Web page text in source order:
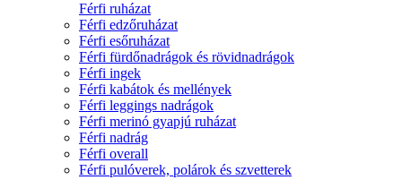
Férfi ruházat
Férfi edzőruházat
Férfi esőruházat
Férfi fürdőnadrágok és rövidnadrágok
Férfi ingek
Férfi kabátok és mellények
Férfi leggings nadrágok
Férfi merinó gyapjú ruházat
Férfi nadrág
Férfi overall
Férfi pulóverek, polárok és szvetterek